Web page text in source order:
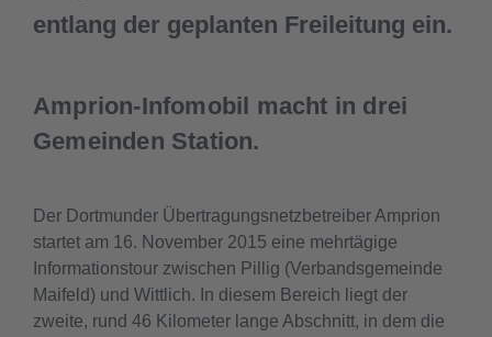
entlang der geplanten Freileitung ein.
Amprion-Infomobil macht in drei
Gemeinden Station.
Der Dortmunder Übertragungsnetzbetreiber Amprion
startet am 16. November 2015 eine mehrtägige
Informationstour zwischen Pillig (Verbandsgemeinde
Maifeld) und Wittlich. In diesem Bereich liegt der
zweite, rund 46 Kilometer lange Abschnitt, in dem die